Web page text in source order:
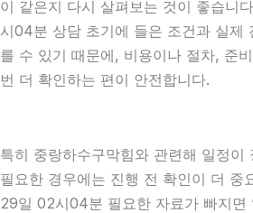
이 같은지 다시 살펴보는 것이 좋습니
시04분 상담 초기에 들은 조건과 실제
를 수 있기 때문에, 비용이나 절차, 준
번 더 확인하는 편이 안전합니다.
특히 중랑하수구막힘와 관련해 일정이
필요한 경우에는 진행 전 확인이 더 중
29일 02시04분 필요한 자료가 빠지면